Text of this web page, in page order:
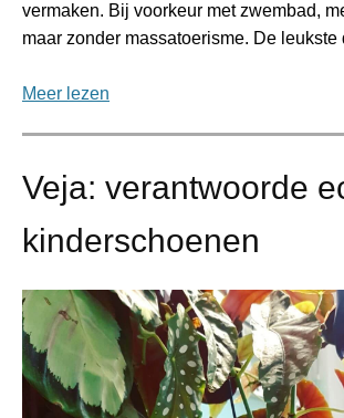
vermaken. Bij voorkeur met zwembad,
maar zonder massatoerisme. De
Meer lezen
Veja: verantwoorde
kinderschoenen